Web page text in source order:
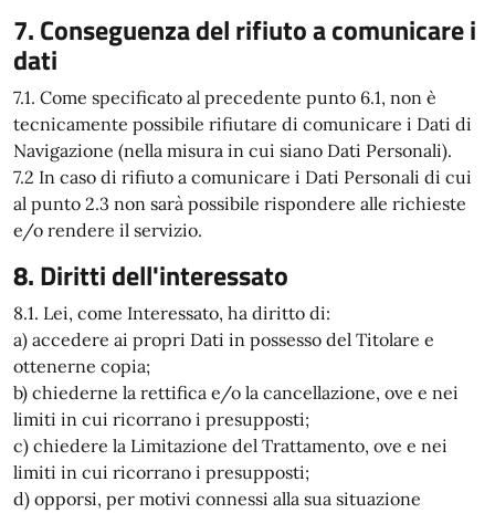
7. Conseguenza del rifiuto a comunicare i
dati
7.1. Come specificato al precedente punto 6.1, non è
tecnicamente possibile rifiutare di comunicare i Dati di
Navigazione (nella misura in cui siano Dati Personali).
7.2 In caso di rifiuto a comunicare i Dati Personali di cui
al punto 2.3 non sarà possibile rispondere alle richieste
e/o rendere il servizio.
8. Diritti dell'interessato
8.1. Lei, come Interessato, ha diritto di:
a) accedere ai propri Dati in possesso del Titolare e
ottenerne copia;
b) chiederne la rettifica e/o la cancellazione, ove e nei
limiti in cui ricorrano i presupposti;
c) chiedere la Limitazione del Trattamento, ove e nei
limiti in cui ricorrano i presupposti;
d) opporsi, per motivi connessi alla sua situazione